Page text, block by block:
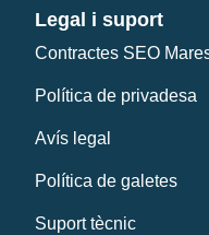
Legal i suport
Contractes SEO
Política de privadesa
Avís legal
Política de galetes
Suport tècnic